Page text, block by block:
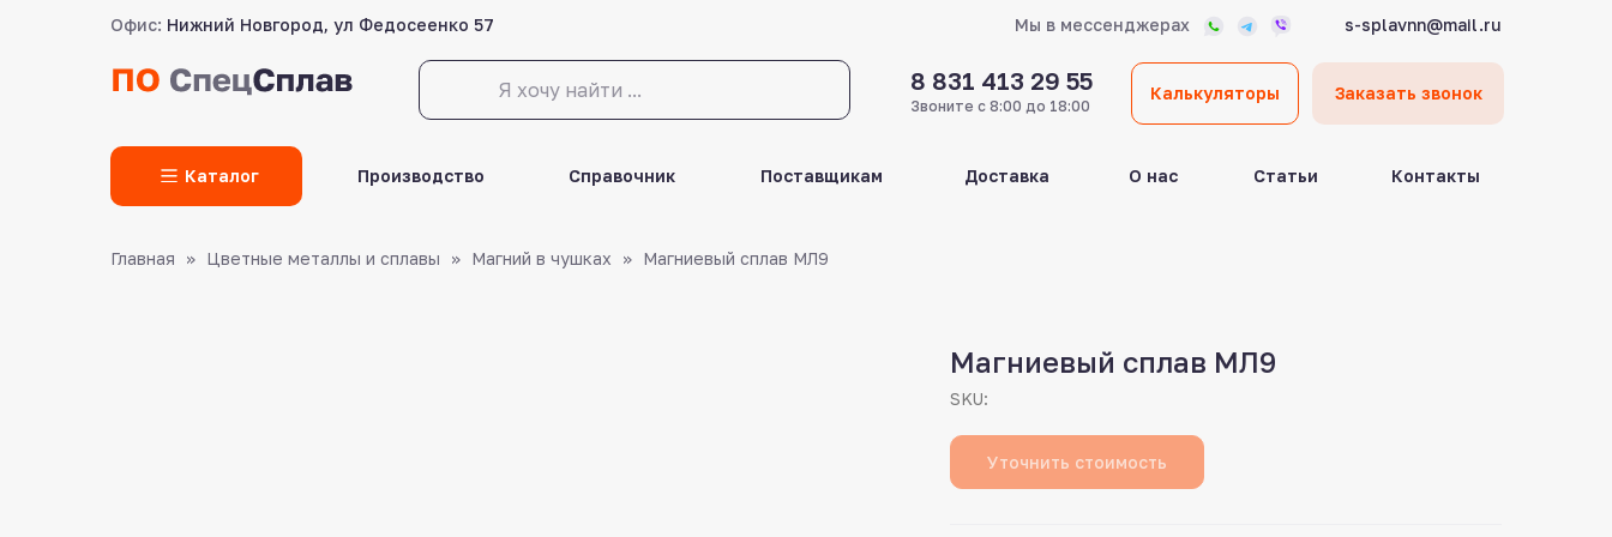
Офис: Нижний Новгород, ул Федосеенко 57 Мы в мессенджерах s-splavnn@mail.ru
Звоните с 8:00 до 18:00
LET'S GO! Производство
Калькуляторы Заказать звонок
Справочник Поставщикам Доставка О нас Статьи Контакты
8 831 413 29 55
Каталог
Главная Цветные металлы и сплавы Магний в чушках Магниевый сплав МЛ9
Магниевый сплав МЛ9
SKU:
Уточнить стоимость